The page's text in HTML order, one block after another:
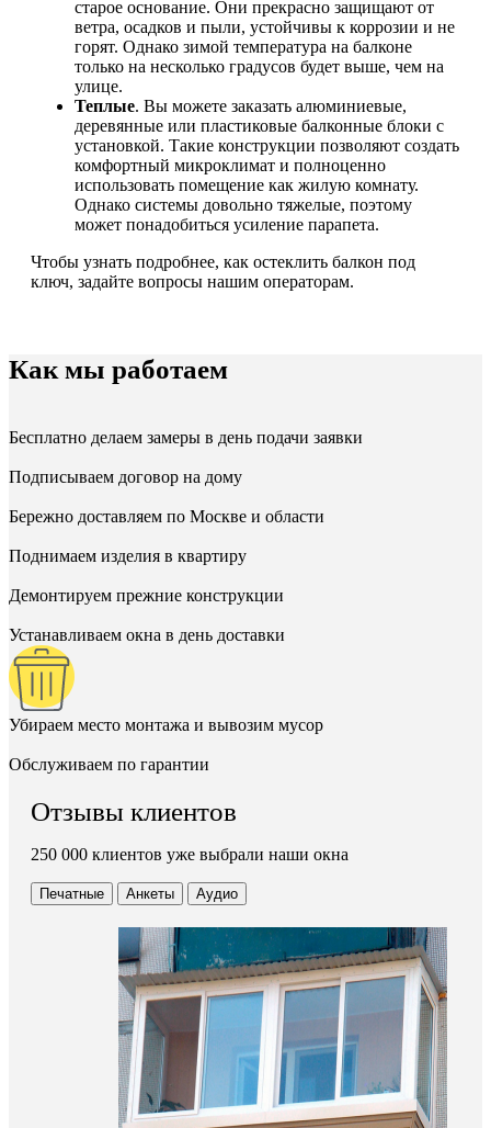
старое основание. Они прекрасно защищают от
ветра, осадков и пыли, устойчивы к коррозии и не
горят. Однако зимой температура на балконе
только на несколько градусов будет выше, чем на
улице.
Теплые. Вы можете заказать алюминиевые,
деревянные или пластиковые балконные блоки с
установкой. Такие конструкции позволяют создать
комфортный микроклимат и полноценно
использовать помещение как жилую комнату.
Однако системы довольно тяжелые, поэтому
может понадобиться усиление парапета.
Чтобы узнать подробнее, как остеклить балкон под
ключ, задайте вопросы нашим операторам.
Как мы работаем
Бесплатно делаем замеры в день подачи заявки
Подписываем договор на дому
Бережно доставляем по Москве и области
Поднимаем изделия в квартиру
Демонтируем прежние конструкции
Устанавливаем окна в день доставки
Убираем место монтажа и вывозим мусор
Обслуживаем по гарантии
Отзывы клиентов
250 000 клиентов уже выбрали наши окна
Печатные Анкеты Аудио